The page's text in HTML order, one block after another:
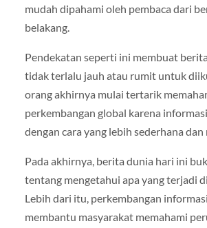
mudah dipahami oleh pembaca dari
belakang.
Pendekatan seperti ini membuat
tidak terlalu jauh atau rumit untuk
orang akhirnya mulai tertarik
perkembangan global karena
dengan cara yang lebih sederhana dan
Pada akhirnya, berita dunia hari ini
tentang mengetahui apa yang terjadi
Lebih dari itu, perkembangan
membantu masyarakat memahami